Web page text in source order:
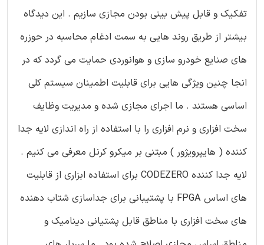
تفکیک و قابل پیش بینی بودن مجازی سازیم . این دیدگاه
بیشتر از طریق روند هایی به سمت ادغام محاسبه در حوزره
های صنایع خودرو سازی و هوانوردی حمایت می گردد که در
انجا چنین ویژگی هایی برای قابلیت اطمینان سیستم کلی
اساسی هستند . ما اجرای مجازی شده و مدیریت وظایف
سخت افزاری و نرم افزاری را با استفاده از راه اندازی لایه جدا
کننده ( هایپرویژور ) مبتنی بر میکرو کرنل معرفی می کنیم .
لایه جدا کننده CODEZERO برای استفاده ابزاری از قابلیت
های اساس FPGA با پشتیبانی برای جداسازی شتاب دهنده
های سخت افزاری با مناطق قابل پشتیانی دینامیک و